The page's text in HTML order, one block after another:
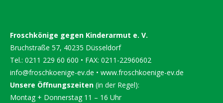
Froschkönige gegen Kinderarmut e. V.
Bruchstraße 57, 40235 Düsseldorf
Tel.: 0211 229 60 600 • FAX: 0211-22960602
info@froschkoenige-ev.de • www.froschkoenige-ev.de
Unsere Öffnungszeiten (in der Regel):
Montag + Donnerstag 11 – 16 Uhr